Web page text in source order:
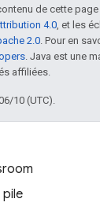
de cette
4.0, et les
2.0. Pour en
. Java est une
affiliées.
10 (UTC).
pile